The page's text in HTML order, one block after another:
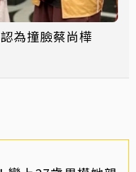
剛出道照片曝光 被認為撞臉蔡尚樺